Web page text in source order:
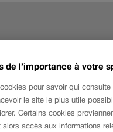
de l’importance à votre
pour savoir qui consulte
le site le plus utile
Certains cookies
accès aux informations